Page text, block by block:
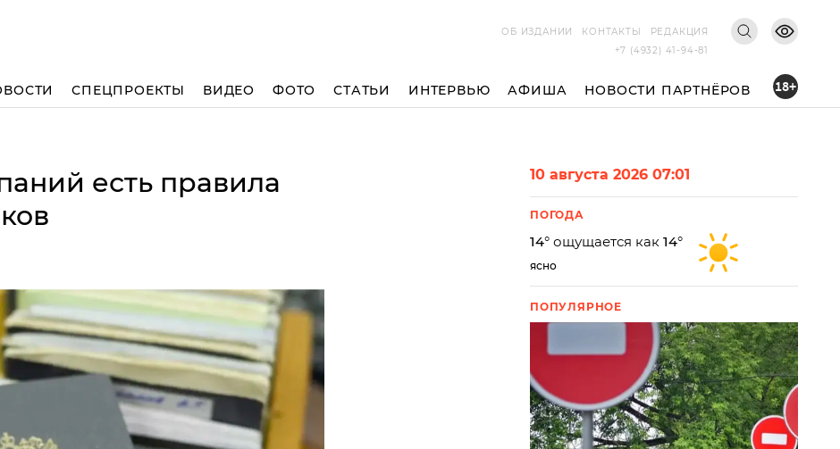
ОБ ИЗДАНИИ
КОНТАКТЫ
РЕДАКЦИЯ
+7 (4932) 41-94-81
СПЕЦПРОЕКТЫ ВИДЕО ФОТО СТАТЬИ ИНТЕРВЬЮ АФИША НОВОСТИ ПАРТНЁРОВ 18+
есть правила
10 августа 2026 07:01
ПОГОДА
14° ощущается как 14°
ясно
ПОПУЛЯРНОЕ